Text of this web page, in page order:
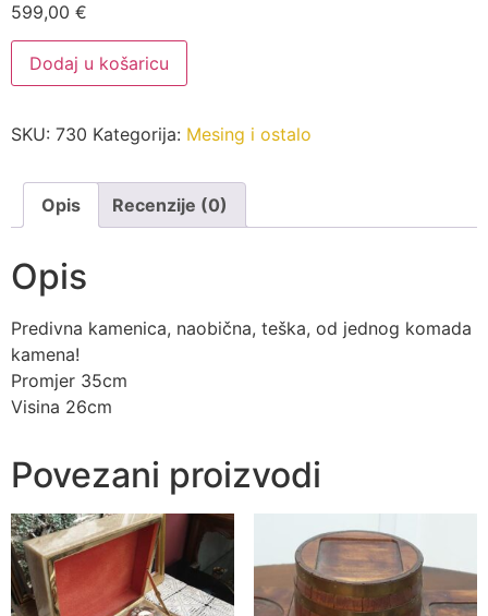
599,00 €
Kamenica
količina
Dodaj u košaricu
SKU: 730 Kategorija: Mesing i ostalo
Opis Recenzije (0)
Opis
Predivna kamenica, naobična, teška, od jednog komada
kamena!
Promjer 35cm
Visina 26cm
Povezani proizvodi